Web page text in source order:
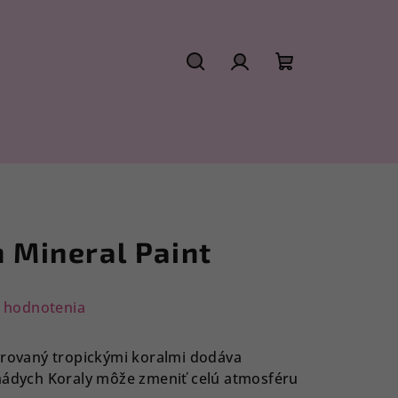
Mineral Paint
tropickými koralmi dodáva
Koraly môže zmeniť celú atmosféru